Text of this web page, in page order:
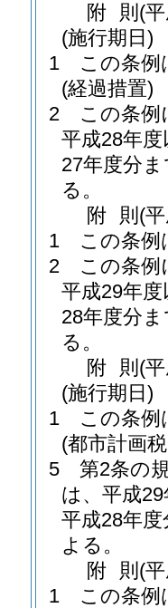
附 則 (
(施行期日)
1
この条例
(経過措置)
2
この条例
平成28年
27年度分
る。
附 則 (
1
この条例
2
この条例
平成29年
28年度分
る。
附 則 (
(施行期日)
1
この条例
(都市計画
5
第2条の
は、平成
平成28年
よる。
附 則 (
1
この条例